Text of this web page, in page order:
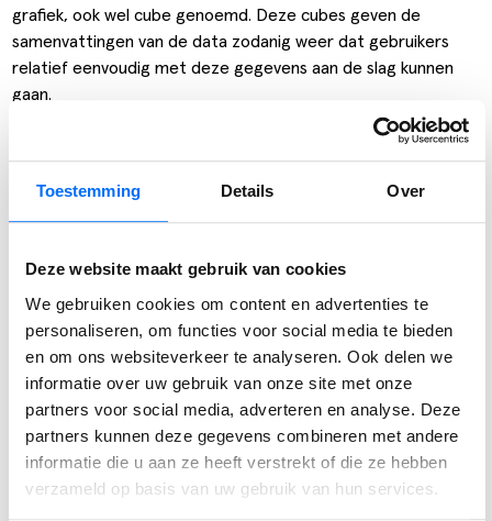
Toestemming Details Over
Deze website maakt gebruik van cookies
We gebruiken cookies om content en advertenties te
personaliseren, om functies voor social media te bieden
en om ons websiteverkeer te analyseren. Ook delen we
informatie over uw gebruik van onze site met onze
partners voor social media, adverteren en analyse. Deze
partners kunnen deze gegevens combineren met andere
informatie die u aan ze heeft verstrekt of die ze hebben
verzameld op basis van uw gebruik van hun services.
grafiek, ook wel cube genoemd. Deze cubes geven de
samenvattingen van de data zodanig weer dat gebruikers
relatief eenvoudig met deze gegevens aan de slag kunnen
gaan.
Met een goed ingericht datawarehouse wordt aan de
analytische of statistische behoeften van alle afdelingen van
BI voor Dynamics NAV
Voor Dynamics NAV zijn er inmiddels een aantal
hiervan is Jet Enterprise. Jet Enterprise wordt geleverd met
een aantal standaard cubes, die specifiek ingericht zijn voor
Dynamics NAV. Daarnaast is het mogelijk om met deze tool
het datawarehouse verder uit te breiden, van ETL tot OLAP
cube.
Daarnaast is het mogelijk om met deze tool het
datawarehouse verder uit te breiden, van ETL tot OLAP
cube. Hierdoor heeft de initiële implementatie van Jet
Enterprise een zeer korte doorlooptijd. Tegelijkertijd is de